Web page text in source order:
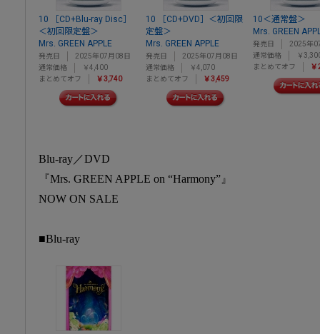
10 ［CD+Blu-ray Disc］
＜初回限定盤＞
Mrs. GREEN APPLE
発売日
2025年07月08日
通常価格
￥4,400
まとめてオフ
￥3,740
10 ［CD+DVD］＜初回限
定盤＞
Mrs. GREEN APPLE
発売日
2025年07月08日
通常価格
￥4,070
まとめてオフ
￥3,459
10＜通常盤＞
Mrs. GREEN
発売日
2025年
通常価格
￥
まとめてオフ
￥
Blu-ray／DVD
『Mrs. GREEN APPLE on “Harmony”』
NOW ON SALE
■Blu-ray